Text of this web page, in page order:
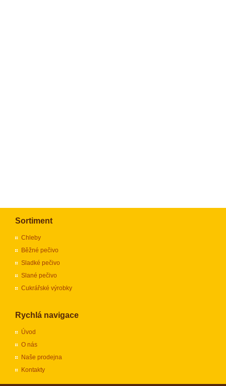
Sortiment
Chleby
Běžné pečivo
Sladké pečivo
Slané pečivo
Cukrářské výrobky
Rychlá navigace
Úvod
O nás
Naše prodejna
Kontakty